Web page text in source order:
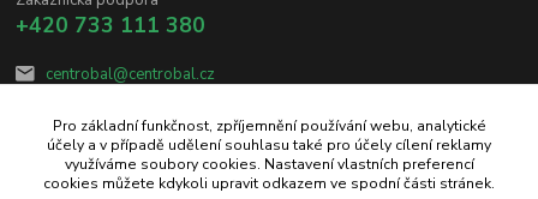
+420 733 111 380
centrobal@centrobal.cz
Pro základní funkčnost, zpříjemnění používání webu, analytické
účely a v případě udělení souhlasu také pro účely cílení reklamy
využíváme soubory cookies. Nastavení vlastních preferencí
cookies můžete kdykoli upravit odkazem ve spodní části stránek.